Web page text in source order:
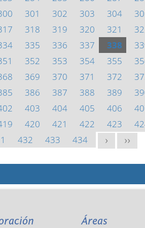
301 302 303 304
318 319 320 321
335 336 337 338
352 353 354 355
369 370 371 372
386 387 388 389
403 404 405 406
420 421 422 423
432 433 434 > >>
Áreas